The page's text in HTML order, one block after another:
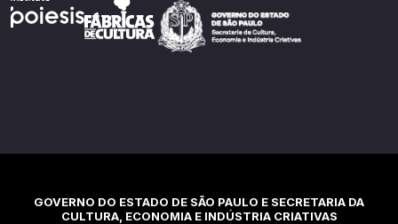
GOVERNO DO ESTADO DE SÃO PAULO E SECRETARIA DA
CULTURA, ECONOMIA E INDÚSTRIA CRIATIVAS